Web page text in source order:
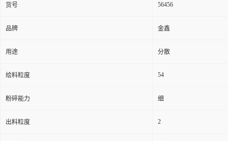
货号 56456
品牌 金鑫
用途 分散
给料粒度 54
粉碎能力 细
出料粒度 2